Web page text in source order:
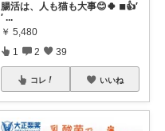
腸活は、人も猫も大事😊🍀 ◾︎👍′
′ ...
￥ 5,480
1 2 39
コレ いいね